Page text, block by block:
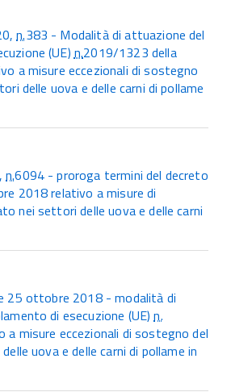
n.383 - Modalità di attuazione del
(UE)n.2019/1323 della
a misure eccezionali di sostegno
delle uova e delle carni di pollame
n.6094 - proroga termini del decreto
2018 relativo a misure di
nei settori delle uova e delle carni
25 ottobre 2018 - modalità di
di esecuzione (UE)n.
misure eccezionali di sostegno del
uova e delle carni di pollame in